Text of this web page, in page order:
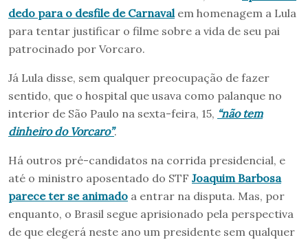
dedo para o desfile de Carnavalem homenagem a Lula
para tentar justificar o filme sobre a vida de seu pai
patrocinado por Vorcaro.
Já Lula disse, sem qualquer preocupação de fazer
sentido, que o hospital que usava como palanque no
interior de São Paulo na sexta-feira, 15, “não tem
dinheiro do Vorcaro”.
Há outros pré-candidatos na corrida presidencial, e
até o ministro aposentado do STF Joaquim Barbosa
parece ter se animado a entrar na disputa. Mas, por
enquanto, o Brasil segue aprisionado pela perspectiva
de que elegerá neste ano um presidente sem qualquer